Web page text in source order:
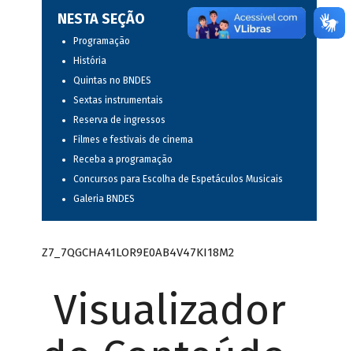
NESTA SEÇÃO
Programação
História
Quintas no BNDES
Sextas instrumentais
Reserva de ingressos
Filmes e festivais de cinema
Receba a programação
Concursos para Escolha de Espetáculos Musicais
Galeria BNDES
Z7_7QGCHA41LOR9E0AB4V47KI18M2
Visualizador